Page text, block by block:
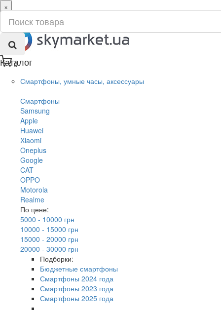
0
×
ru
ua
Каталог
Смартфоны, умные часы, аксессуары
Смартфоны
Samsung
Apple
Huawei
Xiaomi
Oneplus
Google
CAT
OPPO
Motorola
Realme
По цене:
5000 - 10000 грн
10000 - 15000 грн
15000 - 20000 грн
20000 - 30000 грн
Подборки:
Бюджетные смартфоны
Смартфоны 2024 года
Смартфоны 2023 года
Смартфоны 2025 года